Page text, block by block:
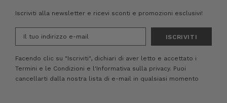
Iscriviti alla newsletter e ricevi sconti e promozioni esclusivi!
Facendo clic su "Iscriviti", dichiari di aver letto e accettato i
Termini e le Condizioni e l'Informativa sulla privacy. Puoi
cancellarti dalla nostra lista di e-mail in qualsiasi momento